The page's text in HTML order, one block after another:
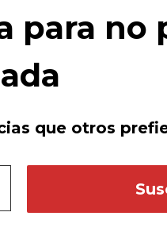
para no
que otros